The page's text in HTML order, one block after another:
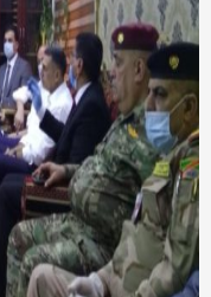
تحقيقات صحفية
مقالات
عامة ومنوعات
طب وصحة